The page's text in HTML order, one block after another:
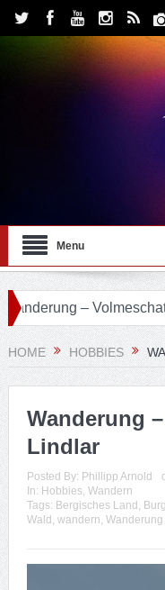
Menu
– Volmeschatz
HOME HOBBIES
Wanderung
Lindlar
Posted By: Phillipp Arnold
In: Hobbies, Wandern
Tags: Bergisches Land Burg
Wald wandern Wanderung